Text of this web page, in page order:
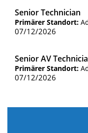
Senior Technician
Primärer Standort:
07/12/2026
Senior AV
Primärer Standort:
07/12/2026